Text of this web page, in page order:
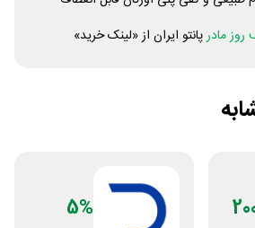
مادرپانتو ایران از «لینک خرید»
5%